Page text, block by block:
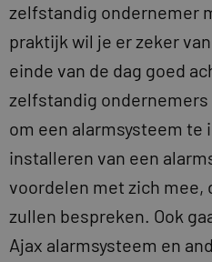
zelfstandig ondernemer
praktijk wil je er zeker
einde van de dag goed
zelfstandig ondernemers
om een alarmsysteem te
installeren van een
voordelen met zich mee,
zullen bespreken. Ook
Ajax alarmsysteem en